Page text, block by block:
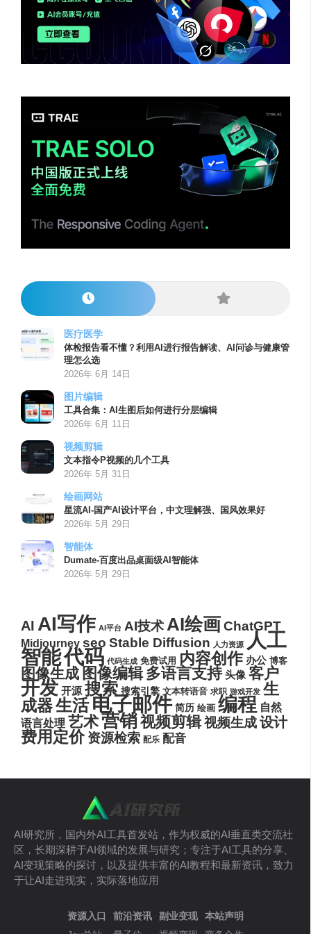
医疗医学
体检报告看不懂？利用AI进行报告解读、AI问诊与健康管
理怎么选
2026年 6月 14日
图片编辑
工具合集：AI生图后如何进行分层编辑
2026年 6月 11日
视频剪辑
文本指令P视频的几个工具
2026年 5月 31日
绘画网站
星流AI-国产AI设计平台，中文理解强、国风效果好
2026年 5月 29日
智能体
Dumate-百度出品桌面级AI智能体
2026年 5月 29日
AI AI写作 AI平台 AI技术AI绘画ChatGPT
Midjourney seo Stable Diffusion 人力资源 人工
智能代码 代码生成 免费试用 内容创作 办公 博客
图像生成 图像编辑 多语言支持 头像 客户
开发 开源 搜索 搜索引擎 文本转语音 求职 游戏开发 生
成器生活电子邮件 简历 绘画 编程 自然
语言处理 艺术营销视频剪辑视频生成设计
费用定价 资源检索 配乐 配音
AI研究所，国内外AI工具首发站，作为权威的AI垂直类交流社
区，长期深耕于AI领域的发展与研究；专注于AI工具的分享、
AI变现策略的探讨，以及提供丰富的AI教程和最新资讯，致力
于让AI走进现实，实际落地应用
资源入口
前沿资讯
副业变现
本站声明